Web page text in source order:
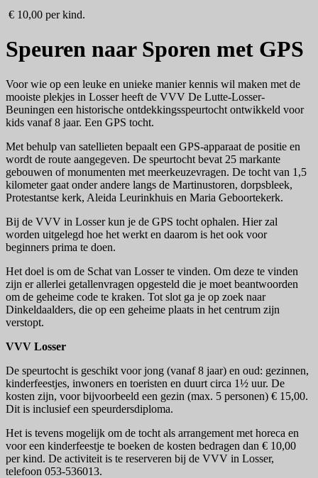
€ 10,00 per kind.
Speuren naar Sporen met GPS
Voor wie op een leuke en unieke manier kennis wil maken met de
mooiste plekjes in Losser heeft de VVV De Lutte-Losser-
Beuningen een historische ontdekkingsspeurtocht ontwikkeld voor
kids vanaf 8 jaar. Een GPS tocht.
Met behulp van satellieten bepaalt een GPS-apparaat de positie en
wordt de route aangegeven. De speurtocht bevat 25 markante
gebouwen of monumenten met meerkeuzevragen. De tocht van 1,5
kilometer gaat onder andere langs de Martinustoren, dorpsbleek,
Protestantse kerk, Aleida Leurinkhuis en Maria Geboortekerk.
Bij de VVV in Losser kun je de GPS tocht ophalen. Hier zal
worden uitgelegd hoe het werkt en daarom is het ook voor
beginners prima te doen.
Het doel is om de Schat van Losser te vinden. Om deze te vinden
zijn er allerlei getallenvragen opgesteld die je moet beantwoorden
om de geheime code te kraken. Tot slot ga je op zoek naar
Dinkeldaalders, die op een geheime plaats in het centrum zijn
verstopt.
VVV Losser
De speurtocht is geschikt voor jong (vanaf 8 jaar) en oud: gezinnen,
kinderfeestjes, inwoners en toeristen en duurt circa 1½ uur. De
kosten zijn, voor bijvoorbeeld een gezin (max. 5 personen) € 15,00.
Dit is inclusief een speurdersdiploma.
Het is tevens mogelijk om de tocht als arrangement met horeca en
voor een kinderfeestje te boeken de kosten bedragen dan € 10,00
per kind. De activiteit is te reserveren bij de VVV in Losser,
telefoon 053-536013.